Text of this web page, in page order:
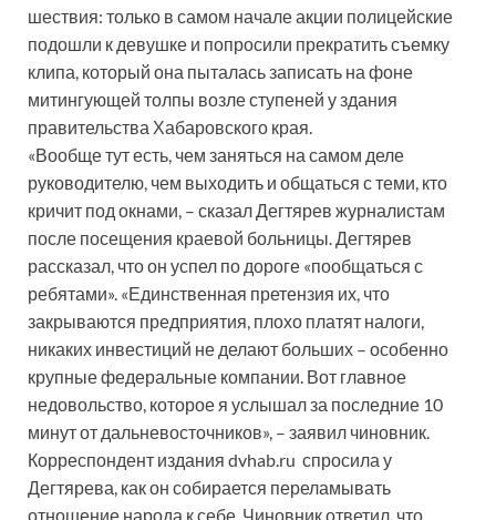
шествия: только в самом начале акции полицейские
подошли к девушке и попросили прекратить съемку
клипа, который она пыталась записать на фоне
митингующей толпы возле ступеней у здания
правительства Хабаровского края.
«Вообще тут есть, чем заняться на самом деле
руководителю, чем выходить и общаться с теми, кто
кричит под окнами, – сказал Дегтярев журналистам
после посещения краевой больницы. Дегтярев
рассказал, что он успел по дороге «пообщаться с
ребятами». «Единственная претензия их, что
закрываются предприятия, плохо платят налоги,
никаких инвестиций не делают больших – особенно
крупные федеральные компании. Вот главное
недовольство, которое я услышал за последние 10
минут от дальневосточников», – заявил чиновник.
Корреспондент издания dvhab.ru спросила у
Дегтярева, как он собирается переламывать
отношение народа к себе. Чиновник ответил, что